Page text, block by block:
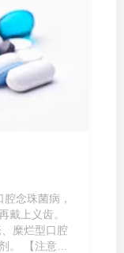
念珠菌病，
戴上义齿。
糜烂型口腔
。 【注意事